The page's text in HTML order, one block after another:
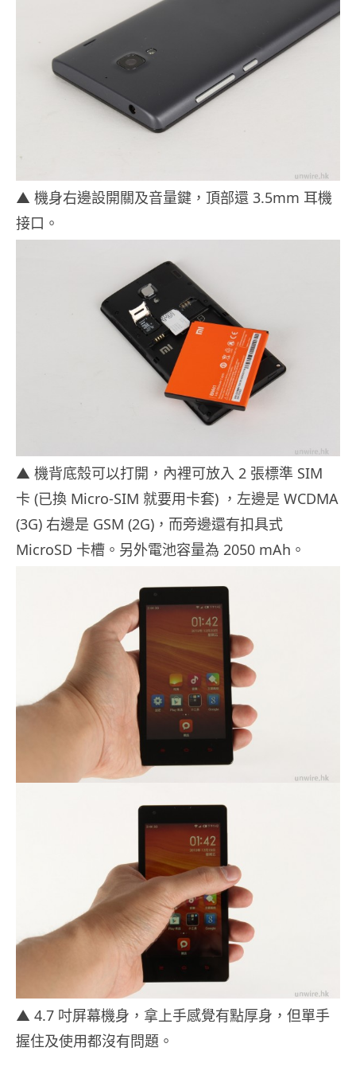
▲ 機身右邊設開關及音量鍵，頂部還 3.5mm 耳機
接口。
▲ 機背底殼可以打開，內裡可放入 2 張標準 SIM
卡 (已換 Micro-SIM 就要用卡套) ，左邊是 WCDMA
(3G) 右邊是 GSM (2G)，而旁邊還有扣具式
MicroSD 卡槽。另外電池容量為 2050 mAh。
▲ 4.7 吋屏幕機身，拿上手感覺有點厚身，但單手
握住及使用都沒有問題。